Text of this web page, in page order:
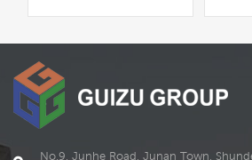
lo stile di ts, possono
No.9, Junhe Road, Junan Town,